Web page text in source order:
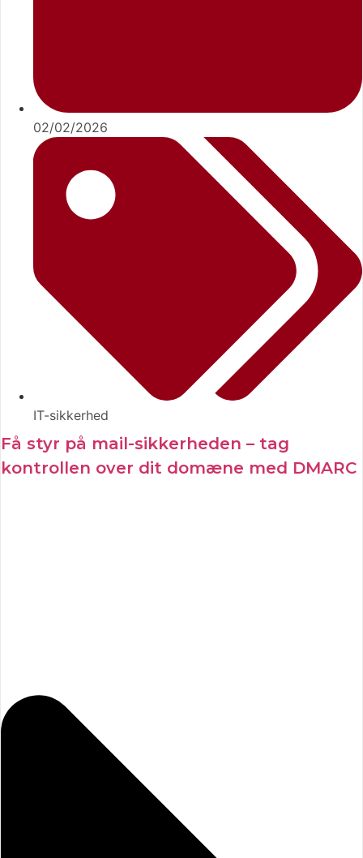
02/02/2026
IT-sikkerhed
Få styr på mail-sikkerheden – tag
kontrollen over dit domæne med DMARC